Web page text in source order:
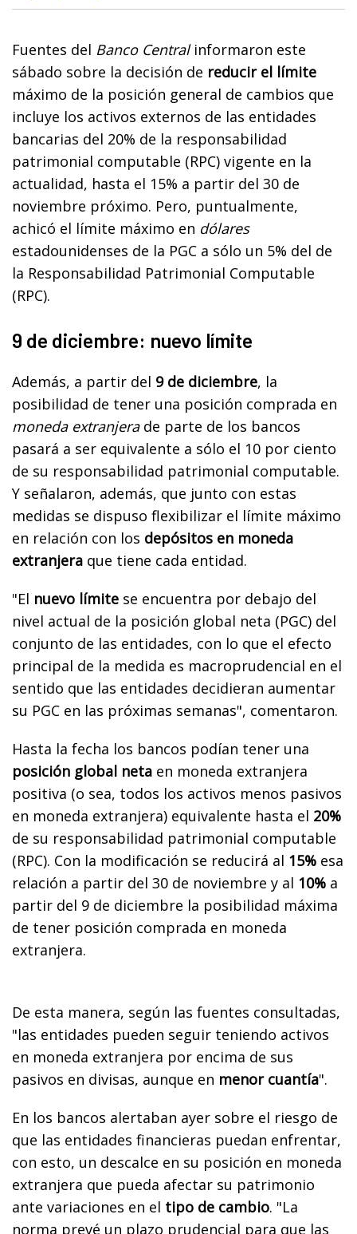
Fuentes del Banco Centralinformaron este
sábado sobre la decisión de reducir el límite
máximo de la posición general de cambios que
incluye los activos externos de las entidades
bancarias del 20% de la responsabilidad
patrimonial computable (RPC) vigente en la
actualidad, hasta el 15% a partir del 30 de
noviembre próximo. Pero, puntualmente,
achicó el límite máximo en dólares
estadounidenses de la PGC a sólo un 5% del de
la Responsabilidad Patrimonial Computable
(RPC).
9 de diciembre: nuevo límite
Además, a partir del 9 de diciembre, la
posibilidad de tener una posición comprada en
moneda extranjerade parte de los bancos
pasará a ser equivalente a sólo el 10 por ciento
de su responsabilidad patrimonial computable.
Y señalaron, además, que junto con estas
medidas se dispuso flexibilizar el límite máximo
en relación con los depósitos en moneda
extranjera que tiene cada entidad.
"El nuevo límite se encuentra por debajo del
nivel actual de la posición global neta (PGC) del
conjunto de las entidades, con lo que el efecto
principal de la medida es macroprudencial en el
sentido que las entidades decidieran aumentar
su PGC en las próximas semanas", comentaron.
Hasta la fecha los bancos podían tener una
posición global neta en moneda extranjera
positiva (o sea, todos los activos menos pasivos
en moneda extranjera) equivalente hasta el 20%
de su responsabilidad patrimonial computable
(RPC). Con la modificación se reducirá al 15% esa
relación a partir del 30 de noviembre y al 10% a
partir del 9 de diciembre la posibilidad máxima
de tener posición comprada en moneda
extranjera.
De esta manera, según las fuentes consultadas,
"las entidades pueden seguir teniendo activos
en moneda extranjera por encima de sus
pasivos en divisas, aunque en menor cuantía".
En los bancos alertaban ayer sobre el riesgo de
que las entidades financieras puedan enfrentar,
con esto, un descalce en su posición en moneda
extranjera que pueda afectar su patrimonio
ante variaciones en el tipo de cambio. "La
norma prevé un plazo prudencial para que las